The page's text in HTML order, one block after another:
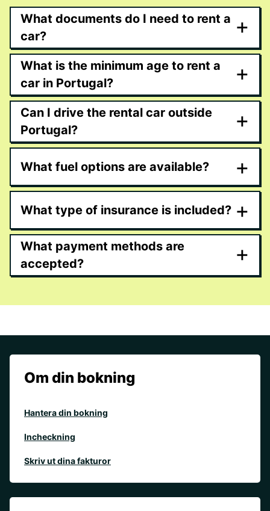
What documents do I need to rent a
car?
+
What is the minimum age to rent a
car in Portugal?
+
Can I drive the rental car outside
Portugal?
+
What fuel options are available? +
What type of insurance is included? +
What payment methods are
accepted?
+
Om din bokning
Hantera din bokning
Incheckning
Skriv ut dina fakturor